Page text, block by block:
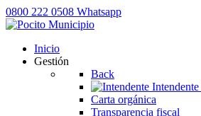
0800 222 0508 Whatsapp
Inicio
Gestión
Back
Intendente
Carta orgánica
Transparencia fiscal